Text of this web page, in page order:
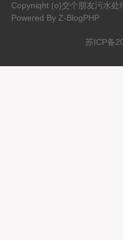
Copyniqht (o)交个朋友污水处
Powered By Z-BlogPHP
苏ICP备